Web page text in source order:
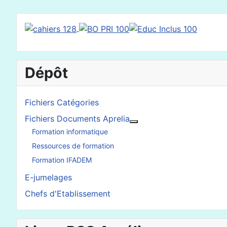
Dépôt
Fichiers Catégories
Fichiers Documents Aprelia
Formation informatique
Ressources de formation
Formation IFADEM
E-jumelages
Chefs d'Etablissement